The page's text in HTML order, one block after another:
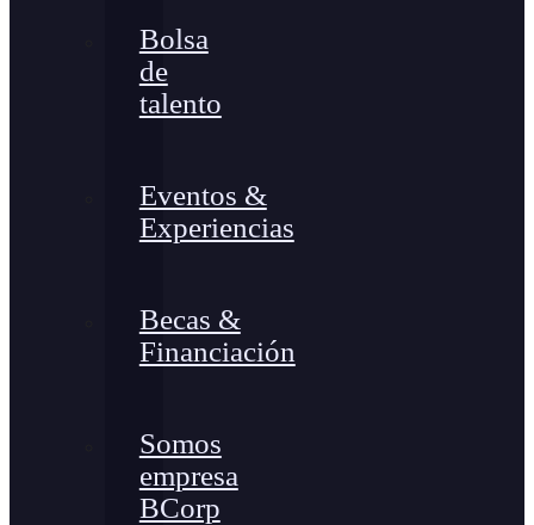
Bolsa
de
talento
Eventos &
Experiencias
Becas &
Financiación
Somos
empresa
BCorp